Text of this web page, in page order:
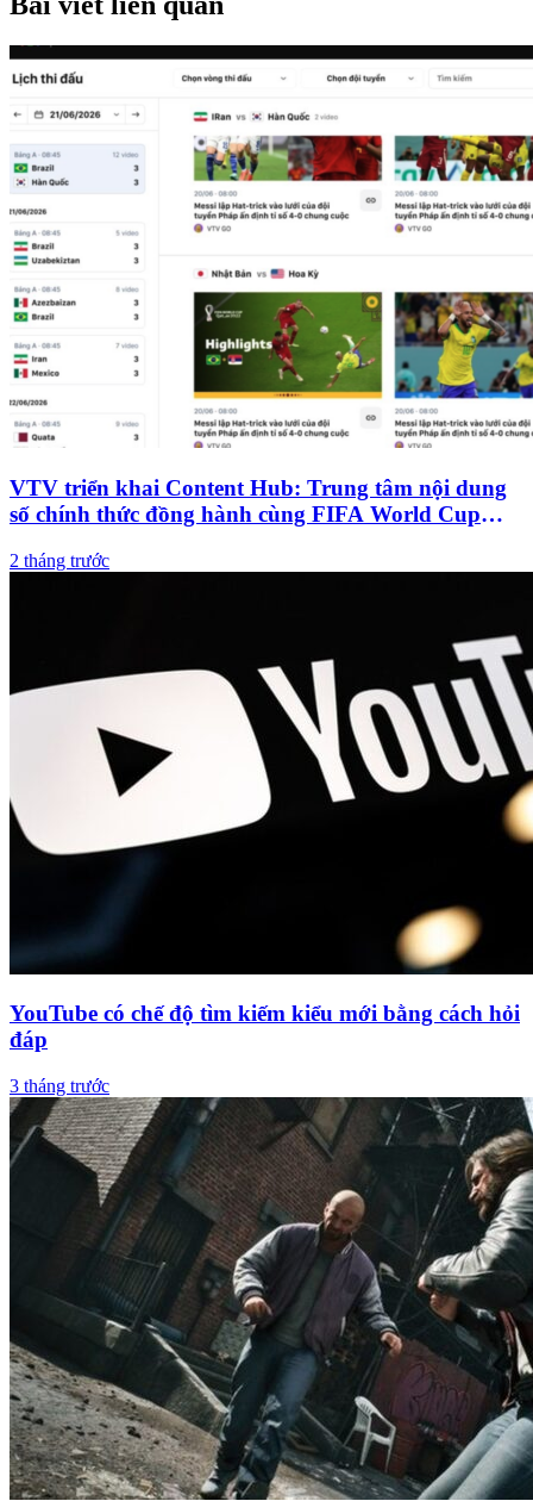
VTV triển khai Content Hub: Trung tâm nội dung
số chính thức đồng hành cùng FIFA World Cup
2 tháng trước
YouTube có chế độ tìm kiếm kiểu mới bằng cách hỏi
đáp
3 tháng trước